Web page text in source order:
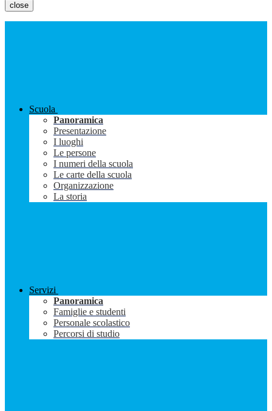
close
Scuola
Panoramica
Presentazione
I luoghi
Le persone
I numeri della scuola
Le carte della scuola
Organizzazione
La storia
Servizi
Panoramica
Famiglie e studenti
Personale scolastico
Percorsi di studio